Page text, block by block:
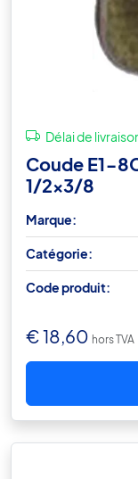
Délai de
Coude E1-
1/2×3/8
Marque:
Catégorie:
Code produit:
€18,60 hors TVA